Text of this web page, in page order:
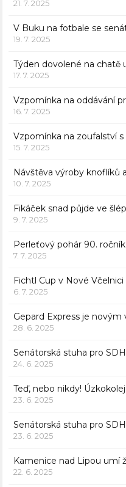
21. 7. 2025
V Buku na fotbale se
19. 7. 2025
Týden dovolené na chatě
17. 7. 2025
Vzpomínka na oddávání
16. 7. 2025
Vzpomínka na zoufalství
15. 7. 2025
Návštěva výroby knoflíků
10. 7. 2025
Fikáček snad půjde ve
9. 7. 2025
Perleťový pohár 90.
7. 7. 2025
Fichtl Cup v Nové Včelnici
6. 7. 2025
Gepard Express je
28. 6. 2025
Senátorská stuha pro
24. 6. 2025
Teď, nebo nikdy!
23. 6. 2025
Senátorská stuha pro
23. 6. 2025
Kamenice nad Lipou umí
22. 6. 2025